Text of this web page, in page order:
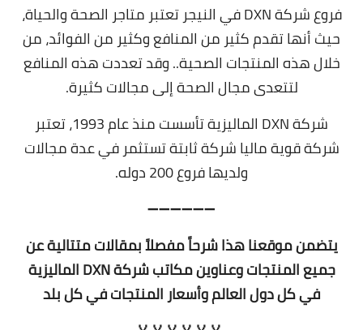
فروع شركة DXN في النيجر تعتبر متاجر الصحة والحياة،
حيث أنها تقدم كثير من المنافع وكثير من الفوائد، من
خلال هذه المنتجات الصحية.. وقد تعددت هذه المنافع
لتتعدى مجال الصحة إلى مجالات كثيرة.
شركة DXN الماليزية تأسست منذ عام 1993، تعتبر
شركة قوية ماليا شركة ثابتة تستثمر في عدة مجالات
ولديها فروع 200 دوله.
➖➖➖➖➖➖
يتضمن موقعنا هذا شرحاً مفصلاً بمقالات متتالية عن
جميع المنتجات وعناوين مكاتب شركة DXN الماليزية
في كل دول العالم وأسعار المنتجات في كل بلد